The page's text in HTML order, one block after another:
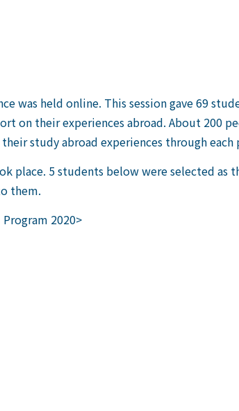
was held online. This session gave 69
on their experiences abroad. About 200
study abroad experiences through each
place. 5 students below were selected as
them.
2020>